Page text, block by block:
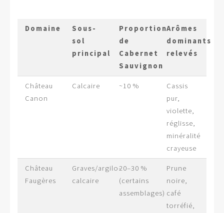
Domaine
Sous-
sol
principal
Proportion
de
Cabernet
Sauvignon
Arômes
dominants
relevés
Château
Canon
Calcaire ~10 %
Cassis
pur,
violette,
réglisse,
minéralité
crayeuse
Château
Faugères
Graves/argilo-
calcaire
20–30 %
(certains
assemblages)
Prune
noire,
café
torréfié,